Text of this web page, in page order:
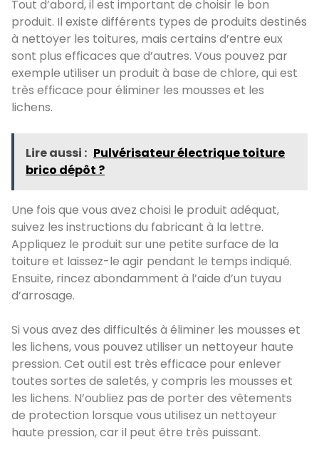
Tout d’abord, il est important de choisir le bon
produit. Il existe différents types de produits destinés
à nettoyer les toitures, mais certains d’entre eux
sont plus efficaces que d’autres. Vous pouvez par
exemple utiliser un produit à base de chlore, qui est
très efficace pour éliminer les mousses et les
lichens.
Lire aussi : Pulvérisateur électrique toiture
brico dépôt ?
Une fois que vous avez choisi le produit adéquat,
suivez les instructions du fabricant à la lettre.
Appliquez le produit sur une petite surface de la
toiture et laissez-le agir pendant le temps indiqué.
Ensuite, rincez abondamment à l’aide d’un tuyau
d’arrosage.
Si vous avez des difficultés à éliminer les mousses et
les lichens, vous pouvez utiliser un nettoyeur haute
pression. Cet outil est très efficace pour enlever
toutes sortes de saletés, y compris les mousses et
les lichens. N’oubliez pas de porter des vêtements
de protection lorsque vous utilisez un nettoyeur
haute pression, car il peut être très puissant.